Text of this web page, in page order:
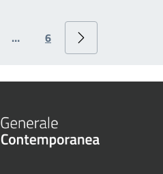
… 6